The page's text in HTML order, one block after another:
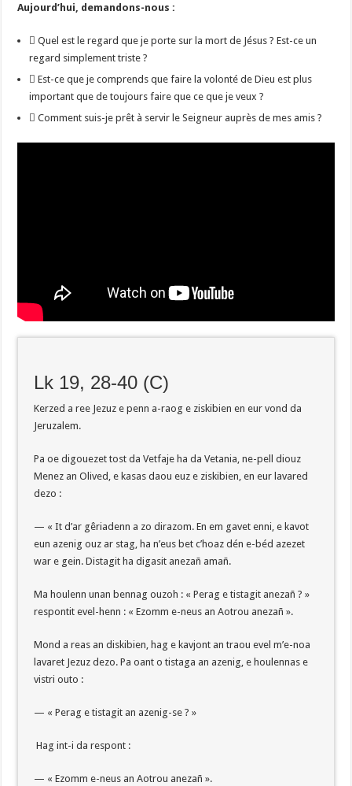
Aujourd’hui, demandons-nous :
 Quel est le regard que je porte sur la mort de Jésus ? Est-ce un
regard simplement triste ?
 Est-ce que je comprends que faire la volonté de Dieu est plus
important que de toujours faire que ce que je veux ?
 Comment suis-je prêt à servir le Seigneur auprès de mes amis ?
Lk 19, 28-40 (C)
Kerzed a ree Jezuz e penn a-raog e ziskibien en eur vond da
Jeruzalem.
Pa oe digouezet tost da Vetfaje ha da Vetania, ne-pell diouz
Menez an Olived, e kasas daou euz e ziskibien, en eur lavared
dezo :
— « It d’ar gêriadenn a zo dirazom. En em gavet enni, e kavot
eun azenig ouz ar stag, ha n’eus bet c’hoaz dén e-béd azezet
war e gein. Distagit ha digasit anezañ amañ.
Ma houlenn unan bennag ouzoh : « Perag e tistagit anezañ ? »
respontit evel-henn : « Ezomm e-neus an Aotrou anezañ ».
Mond a reas an diskibien, hag e kavjont an traou evel m’e-noa
lavaret Jezuz dezo. Pa oant o tistaga an azenig, e houlennas e
vistri outo :
— « Perag e tistagit an azenig-se ? »
Hag int-i da respont :
— « Ezomm e-neus an Aotrou anezañ ».